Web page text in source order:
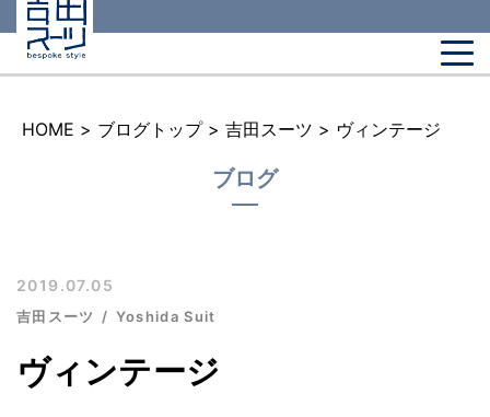
HOME > ブログトップ > 吉田スーツ > ヴィンテージ
ブログ
2019.07.05
吉田スーツ Yoshida Suit
ヴィンテージ